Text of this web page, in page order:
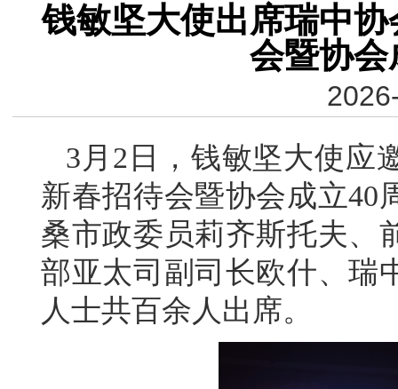
钱敏坚大使出席瑞中
会暨协会
3月2日，钱敏坚大使应
新春招待会暨协会成立40
桑市政委员莉齐斯托夫、
部亚太司副司长欧什、瑞
人士共百余人出席。